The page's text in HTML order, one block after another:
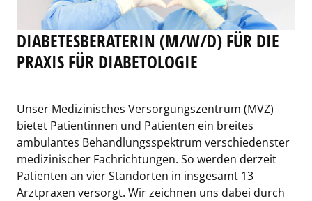
DIABETESBERATERIN (M/W/D) FÜR DIE
PRAXIS FÜR DIABETOLOGIE
Unser Medizinisches Versorgungszentrum (MVZ)
bietet Patientinnen und Patienten ein breites
ambulantes Behandlungsspektrum verschiedenster
medizinischer Fachrichtungen. So werden derzeit
Patienten an vier Standorten in insgesamt 13
Arztpraxen versorgt. Wir zeichnen uns dabei durch